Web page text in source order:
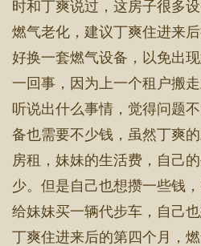
时和丁爽说过，这房子很多
燃气老化，建议丁爽住进来
好换一套燃气设备，以免出
一回事，因为上一个租户搬
听说出什么事情，觉得问题
备也需要不少钱，虽然丁爽
房租，妹妹的生活费，自己
少。但是自己也想攒一些钱
给妹妹买一辆代步车，自己
丁爽住进来后的第四个月，